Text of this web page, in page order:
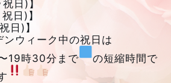
日)】
祝日)】
日)】
ウィーク中の祝日は
19時30分まで